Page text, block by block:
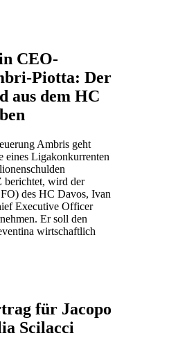
CEO-
Piotta: Der
aus dem HC
Ambris geht
eines Ligakonkurrenten
berichtet, wird der
des HC Davos, Ivan
Executive Officer
Er soll den
wirtschaftlich
für Jacopo
Scilacci